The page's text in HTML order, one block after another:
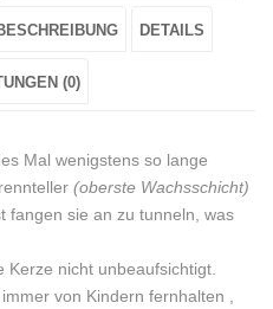
„Der
braune
on
LinkedIn
DETAILS
(0)
Mal wenigstens so lange
(oberste Wachsschicht)
fangen sie an zu tunneln, was
nicht unbeaufsichtigt.
von Kindern fernhalten ,